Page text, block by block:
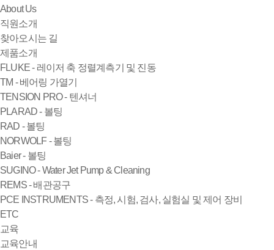
About Us
직원소개
찾아오시는 길
제품소개
FLUKE - 레이저 축 정렬계측기 및 진동
TM - 베어링 가열기
TENSION PRO - 텐셔너
PLARAD - 볼팅
RAD - 볼팅
NORWOLF - 볼팅
Baier - 볼팅
SUGINO - Water Jet Pump & Cleaning
REMS - 배관공구
PCE INSTRUMENTS - 측정, 시험, 검사, 실험실 및 제어 장비
ETC
교육
교육안내